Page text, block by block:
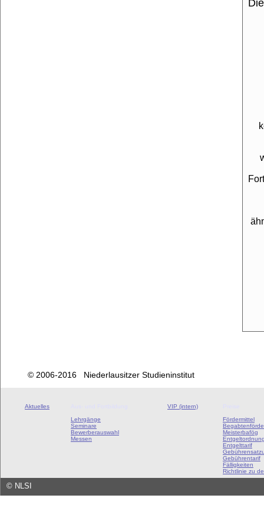
© 2006-2016 Niederlausitzer Studieninstitut
Aktuelles
Lehrgänge
Seminare
Bewerberauswahl
Messen
VIP (intern)
Fördermittel
Meisterbafög
Entgelttarif
Gebührentarif
Fälligkeiten
Richtlinie zu
© NLSI